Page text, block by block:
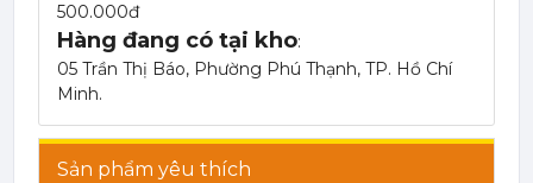
500.000đ
Hàng đang có tại kho:
05 Trần Thị Báo, Phường Phú Thạnh, TP. Hồ Chí
Minh.
Sản phẩm yêu thích
367,000 đ